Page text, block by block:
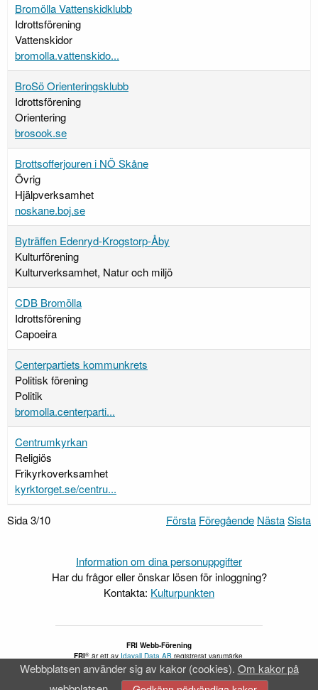
Bromölla Vattenskidklubb
Idrottsförening
Vattenskidor
bromolla.vattenskido...
BroSö Orienteringsklubb
Idrottsförening
Orientering
brosook.se
Brottsofferjouren i NÖ Skåne
Övrig
Hjälpverksamhet
noskane.boj.se
Byträffen Edenryd-Krogstorp-Åby
Kulturförening
Kulturverksamhet, Natur och miljö
CDB Bromölla
Idrottsförening
Capoeira
Centerpartiets kommunkrets
Politisk förening
Politik
bromolla.centerparti...
Centrumkyrkan
Religiös
Frikyrkoverksamhet
kyrktorget.se/centru...
Sida 3/10 Första Föregående NästaSista
Information om dina personuppgifter
Har du frågor eller önskar lösen för inloggning?
Kontakta: Kulturpunkten
FRI Webb-Förening
FRI®är ett avIdavall Data ABregistrerat varumärke.
Tillgänglighetsredogörelse
Webbplatsen använder sig av kakor (cookies). Om kakor på